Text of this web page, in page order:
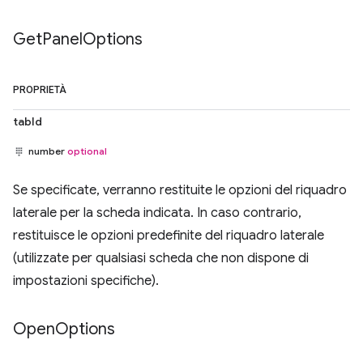
GetPanelOptions
PROPRIETÀ
tabId
number optional
Se specificate, verranno restituite le opzioni del riquadro
laterale per la scheda indicata. In caso contrario,
restituisce le opzioni predefinite del riquadro laterale
(utilizzate per qualsiasi scheda che non dispone di
impostazioni specifiche).
OpenOptions